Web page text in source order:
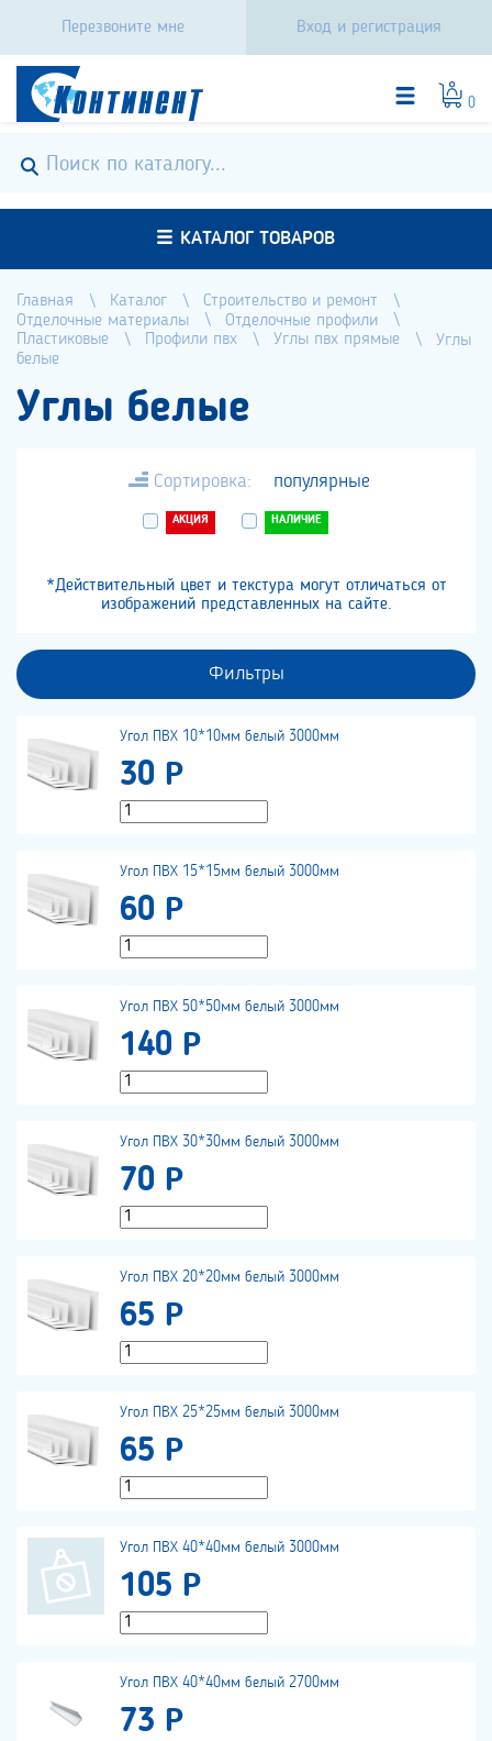
Перезвоните мне Вход и регистрация
0
КАТАЛОГ ТОВАРОВ
Главная Каталог
Строительство и ремонт
Отделочные материалы
Отделочные профили
Пластиковые
Профили пвх Углы пвх прямые
Углы
белые
Углы белые
Сортировка: популярные
АКЦИЯ НАЛИЧИЕ
*Действительный цвет и текстура могут отличаться от
изображений представленных на сайте.
Фильтры
Угол ПВХ 10*10мм белый 3000мм
30 Р
Угол ПВХ 15*15мм белый 3000мм
60 Р
Угол ПВХ 50*50мм белый 3000мм
140 Р
Угол ПВХ 30*30мм белый 3000мм
70 Р
Угол ПВХ 20*20мм белый 3000мм
65 Р
Угол ПВХ 25*25мм белый 3000мм
65 Р
Угол ПВХ 40*40мм белый 3000мм
105 Р
Угол ПВХ 40*40мм белый 2700мм
73 Р